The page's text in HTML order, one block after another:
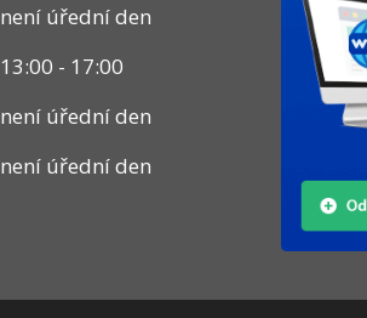
není úřední den
13:00 - 17:00
není úřední den
není úřední den